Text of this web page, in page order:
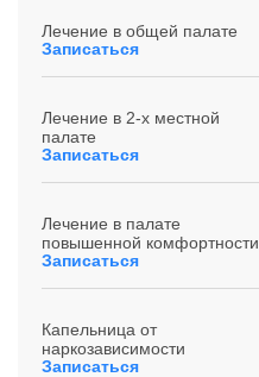
Лечение в общей палате
Записаться
Лечение в 2-х местной
палате
Записаться
Лечение в палате
повышенной комфортности
Записаться
Капельница от
наркозависимости
Записаться